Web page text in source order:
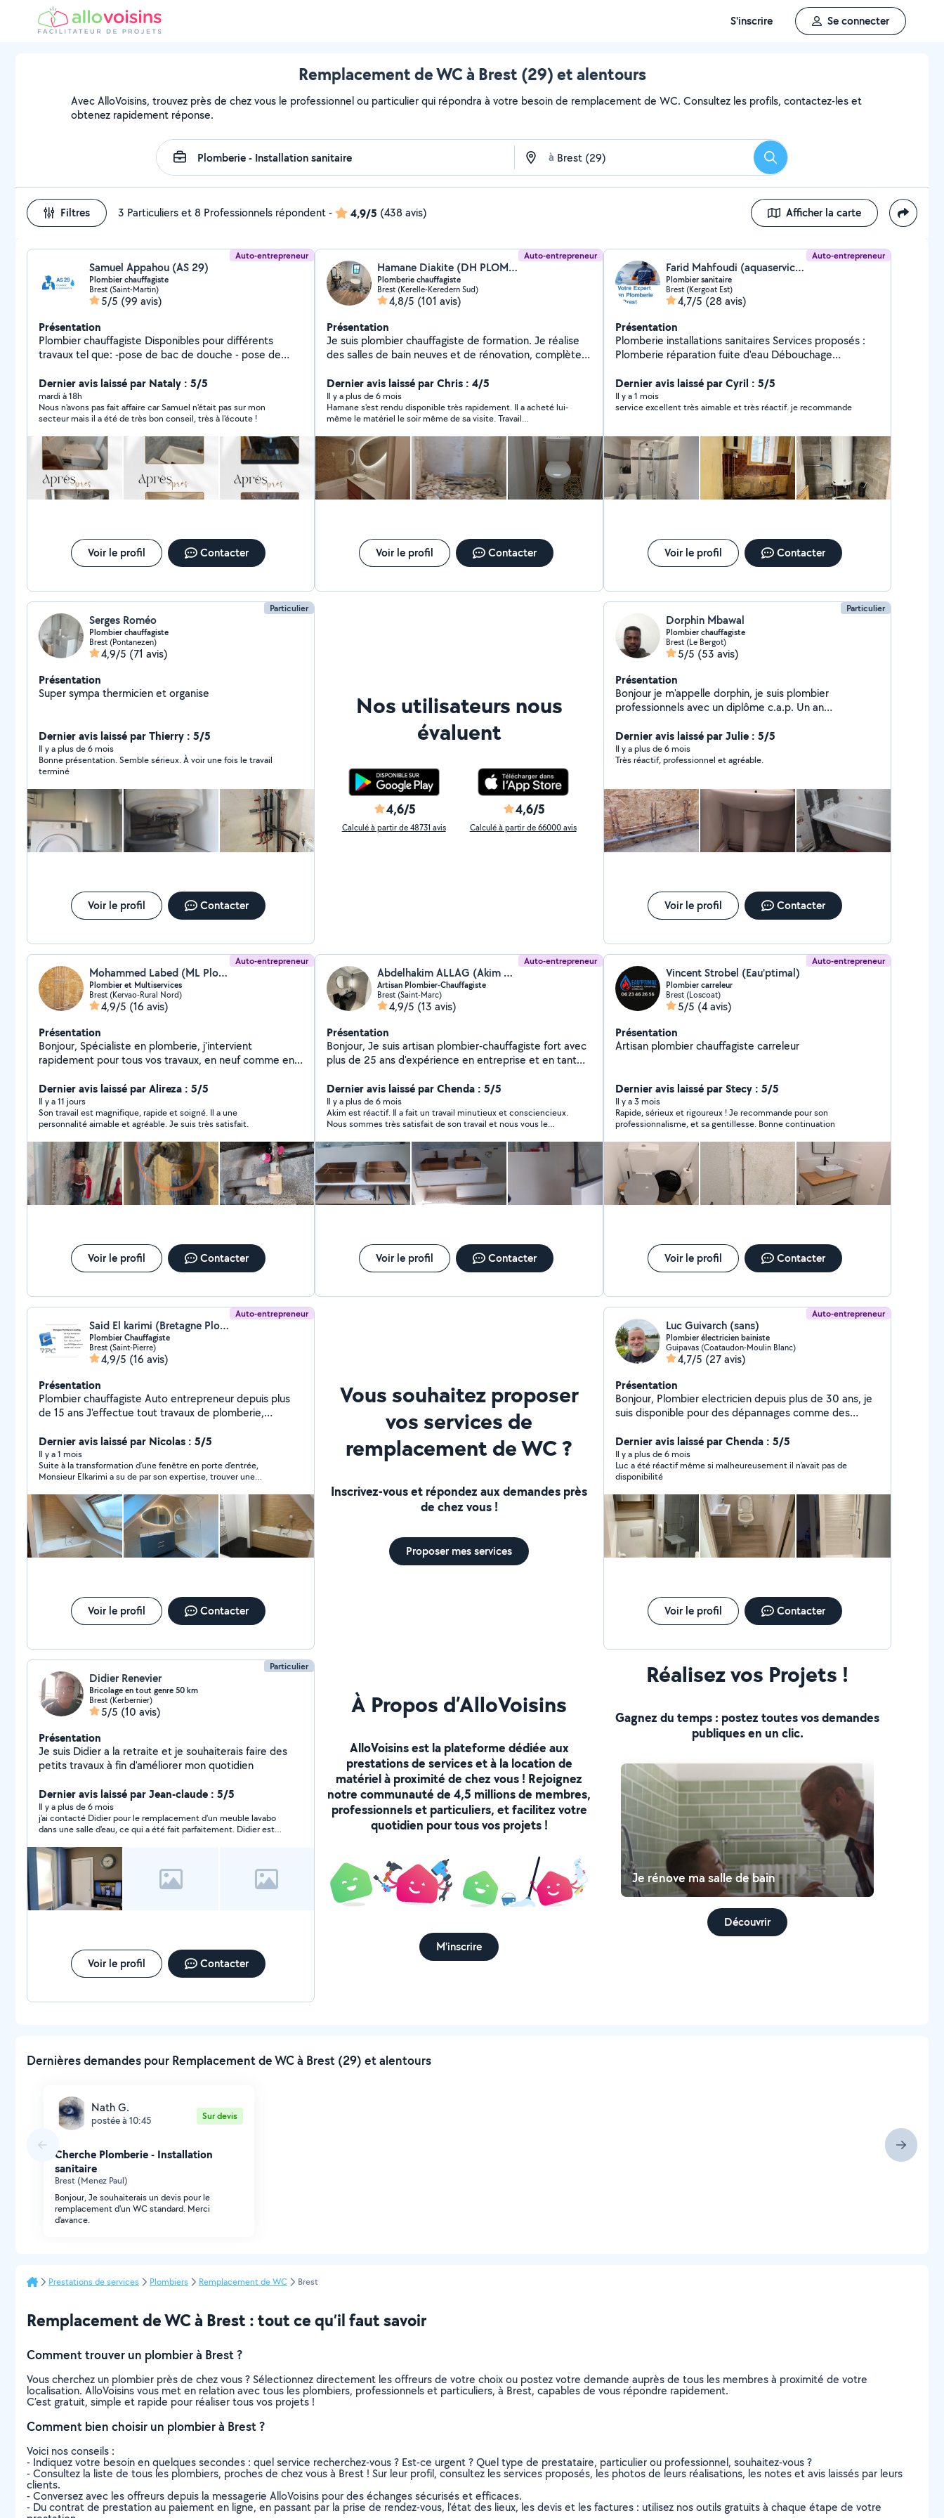
S'inscrire Se connecter
Remplacement de WC à Brest (29) et alentours
Avec AlloVoisins, trouvez près de chez vous le professionnel ou particulier qui répondra à votre besoin de remplacement de WC. Consultez les profils, contactez-les et
obtenez rapidement réponse.
à Rechercher
Filtres 3 Particuliers et 8 Professionnels répondent- 4,9/5 (438 avis) Afficher la carte
Auto-entrepreneur
Samuel Appahou (AS 29)
Plombier chauffagiste
Brest (Saint-Martin)
5/5 (99 avis)
Présentation
Plombier chauffagiste Disponibles pour différents
travaux tel que: -pose de bac de douche - pose de
bain -débouchage toilette, salle de bain, évier -
installation chaudière / ballon d'eau chaude -Pose WC -
Installation évier -Pose de radiateur Ext..
Dernier avis laissé par Nataly : 5/5
mardi à 18h
Nous n'avons pas fait affaire car Samuel n'était pas sur mon
secteur mais il a été de très bon conseil, très à l'écoute !
Voir le profil Contacter
Auto-entrepreneur
Hamane Diakite (DH PLOMBERIE CHAUFFAGISTE)
Plomberie chauffagiste
Brest (Kerelle-Keredern Sud)
4,8/5 (101 avis)
Présentation
Je suis plombier chauffagiste de formation. Je réalise
des salles de bain neuves et de rénovation, complètes
vasque et de paroi de douche, la pose également de
toilettes y compris suspendus, ainsi que les installations
de chauffage. Enfin je réalise également différents
travaux dans la maison notamment la pose de parquet
N'hésitez à me contacter. À bientôt
Dernier avis laissé par Chris : 4/5
Il y a plus de 6 mois
Hamane s'est rendu disponible très rapidement. Il a acheté lui-
même le matériel le soir même de sa visite. Travail
Voir le profil Contacter
Auto-entrepreneur
Farid Mahfoudi (aquaservice29)
Plombier sanitaire
Brest (Kergoat Est)
4,7/5 (28 avis)
Présentation
Plomberie installations sanitaires Services proposés :
Plomberie réparation fuite d'eau Débouchage
de robinetterie, chauffe-eau, douche, WC Création /
Rénovation de salle de bain Installation d'équipements
sanitaires Petits travaux ou gros chantiers Pose de
Dépannage urgent ou RDV planifié
Dernier avis laissé par Cyril : 5/5
Il y a 1 mois
service excellent très aimable et très réactif. je recommande
Voir le profil Contacter
Particulier
Serges Roméo
Plombier chauffagiste
Brest (Pontanezen)
4,9/5 (71 avis)
Présentation
Super sympa thermicien et organise
Dernier avis laissé par Thierry : 5/5
Il y a plus de 6 mois
Bonne présentation. Semble sérieux. À voir une fois le travail
terminé
Voir le profil Contacter
Nos utilisateurs nous
évaluent
4,6/5
Calculé à partir de 48731 avis
4,6/5
Calculé à partir de 66000 avis
Particulier
Dorphin Mbawal
Plombier chauffagiste
Brest (Le Bergot)
5/5 (53 avis)
Présentation
Bonjour je m'appelle dorphin, je suis plombier
professionnels avec un diplôme c.a.p. Un an
suis un bon bricoleur
Dernier avis laissé par Julie : 5/5
Il y a plus de 6 mois
Très réactif, professionnel et agréable.
Voir le profil Contacter
Auto-entrepreneur
Mohammed Labed (ML Plomberie)
Plombier et Multiservices
Brest (Kervao-Rural Nord)
4,9/5 (16 avis)
Présentation
Bonjour, Spécialiste en plomberie, j'intervient
rapidement pour tous vos travaux, en neuf comme en
expertise au service des particuliers et des
professionnels. Les services proposés: Dépannage
plomberie (fuite d'eau, canalisation bouchée)
Installation sanitaire (lavabo, douche, WC, chauffe-eau)
Rénovation de salle de bain Entretien et remplacement
de chauffe-eau Détection et réparation de fuites
Installation de systèmes de chauffage. Je suis
disponible aussi pour monter des meubles ou des
travaux de jardinage A bientôt.
Dernier avis laissé par Alireza : 5/5
Il y a 11 jours
Son travail est magnifique, rapide et soigné. Il a une
personnalité aimable et agréable. Je suis très satisfait.
Voir le profil Contacter
Auto-entrepreneur
Abdelhakim ALLAG (Akim Plombier Chauffage)
Artisan Plombier-Chauffagiste
Brest (Saint-Marc)
4,9/5 (13 avis)
Présentation
Bonjour, Je suis artisan plombier-chauffagiste fort avec
plus de 25 ans d'expérience en entreprise et en tant
pour tous vos projets de rénovation dans les secteurs
de Brest, Le Relecq Kerhuon, Guipavas, et Plougastel.
Mes compétences : - Rénovation Salle de Bain : De la
conception à la réalisation, je vous accompagne dans la
transformation de votre salle de bain. De plus, je peux
vous fournir en option des plans 3D afin de visualiser le
résultat final. - Plomberie : Mon expertise en plomberie
couvre l'installation complète, la réparation, et la mise
aux normes de vos installations. Vous pouvez compter
réparation ou la maintenance de vos systèmes de
chauffage, je suis là pour garantir votre confort. - Pose
de Cuisine et modification de plomberie : je peux aussi
Dernier avis laissé par Chenda : 5/5
Il y a plus de 6 mois
Akim est réactif. Il a fait un travail minutieux et consciencieux.
Nous sommes très satisfait de son travail et nous vous le
Voir le profil Contacter
Auto-entrepreneur
Vincent Strobel (Eau'ptimal)
Plombier carreleur
Brest (Loscoat)
5/5 (4 avis)
Présentation
Artisan plombier chauffagiste carreleur
Dernier avis laissé par Stecy : 5/5
Il y a 3 mois
Rapide, sérieux et rigoureux ! Je recommande pour son
professionnalisme, et sa gentillesse. Bonne continuation
Voir le profil Contacter
Auto-entrepreneur
Said El karimi (Bretagne Plomberie Chauffage)
Plombier Chauffagiste
Brest (Saint-Pierre)
4,9/5 (16 avis)
Présentation
Plombier chauffagiste Auto entrepreneur depuis plus
de 15 ans J'effectue tout travaux de plomberie,
Dernier avis laissé par Nicolas : 5/5
Il y a 1 mois
Suite à la transformation d’une fenêtre en porte d’entrée,
Monsieur Elkarimi a su de par son expertise, trouver une
ailleurs, il s’est rendu disponible par rapport aux autres corps de
métier, afin de leur faciliter le travail et je l’en remercie
chaleureusement . Il a également fais le nécessaire pour
apporter l’alimentation dans la future cuisine.
Voir le profil Contacter
Vous souhaitez proposer
vos services de
remplacement de WC ?
Inscrivez-vous et répondez aux demandes près
de chez vous !
Proposer mes services
Auto-entrepreneur
Luc Guivarch (sans)
Plombier électricien bainiste
Guipavas (Coataudon-Moulin Blanc)
4,7/5 (27 avis)
Présentation
Bonjour, Plombier electricien depuis plus de 30 ans, je
suis disponible pour des dépannages comme des
bains /salles d'eau de A à Z et la redistribution de
logements. J'agis dans le respect des normes et
prescriptions du CSTB (plomberie, électricité, placo
plâtre et pose d'huisseries, carrelage, faïence, sols en
dalles). Je ne suis pas dans une démarche de
prospection, je ne réponds qu'aux demandes privées.
Dernier avis laissé par Chenda : 5/5
Il y a plus de 6 mois
Luc a été réactif même si malheureusement il n’avait pas de
disponibilité
Voir le profil Contacter
Particulier
Didier Renevier
Bricolage en tout genre 50 km
Brest (Kerbernier)
5/5 (10 avis)
Présentation
Je suis Didier a la retraite et je souhaiterais faire des
petits travaux à fin d'améliorer mon quotidien
Dernier avis laissé par Jean-claude : 5/5
Il y a plus de 6 mois
j'ai contacté Didier pour le remplacement d'un meuble lavabo
dans une salle d'eau, ce qui a été fait parfaitement. Didier est
demandé.
Voir le profil Contacter
À Propos d’AlloVoisins
AlloVoisins est la plateforme dédiée aux
prestations de services et à la location de
matériel à proximité de chez vous ! Rejoignez
notre communauté de 4,5 millions de membres,
professionnels et particuliers, et facilitez votre
quotidien pour tous vos projets !
M'inscrire
Réalisez vos Projets !
Gagnez du temps : postez toutes vos demandes
publiques en un clic.
Je rénove ma salle de bain
Découvrir
Dernières demandes pour Remplacement de WC à Brest (29) et alentours
Nath G.
postée à 10:45 Sur devis
Cherche Plomberie - Installation
sanitaire
Brest (Menez Paul)
Bonjour, Je souhaiterais un devis pour le
remplacement d'un WC standard. Merci
d'avance.
Prestations de services Plombiers Remplacement de WC Brest
Remplacement de WC à Brest : tout ce qu’il faut savoir
Comment trouver un plombier à Brest ?
Vous cherchez un plombier près de chez vous ? Sélectionnez directement les offreurs de votre choix ou postez votre demande auprès de tous les membres à proximité de votre
localisation. AlloVoisins vous met en relation avec tous les plombiers, professionnels et particuliers, à Brest, capables de vous répondre rapidement.
C’est gratuit, simple et rapide pour réaliser tous vos projets !
Comment bien choisir un plombier à Brest ?
Voici nos conseils :
- Indiquez votre besoin en quelques secondes : quel service recherchez-vous ? Est-ce urgent ? Quel type de prestataire, particulier ou professionnel, souhaitez-vous ?
- Consultez la liste de tous les plombiers, proches de chez vous à Brest ! Sur leur profil, consultez les services proposés, les photos de leurs réalisations, les notes et avis laissés par leurs
clients.
- Conversez avec les offreurs depuis la messagerie AlloVoisins pour des échanges sécurisés et efficaces.
- Du contrat de prestation au paiement en ligne, en passant par la prise de rendez-vous, l’état des lieux, les devis et les factures : utilisez nos outils gratuits à chaque étape de votre